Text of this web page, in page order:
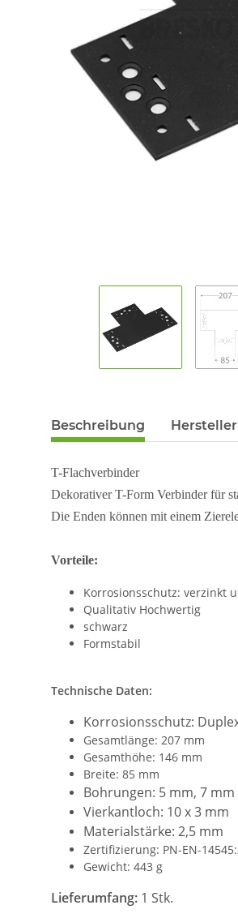
Beschreibung
T-Flachverbinder
Dekorativer T-Form Verbinder für
Die Enden können mit einem
Vorteile:
Korrosionsschutz: verzinkt
Qualitativ Hochwertig
schwarz
Formstabil
Technische Daten:
Korrosionsschutz:
Gesamtlänge: 207 mm
Gesamthöhe: 146 mm
Breite: 85 mm
Bohrungen: 5 mm, 7
Vierkantloch: 10 x 3 mm
Materialstärke: 2,5 mm
Zertifizierung: PN-EN-
Gewicht: 443 g
Lieferumfang: 1 Stk.